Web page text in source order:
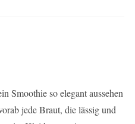
Smoothie so elegant aussehen
jede Braut, die lässig und